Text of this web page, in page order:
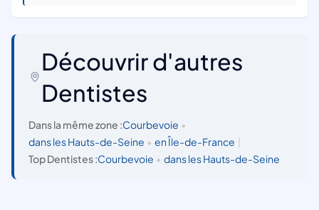
Découvrir d'autres
Dentistes
Dans la même zone :Courbevoie •
dans les Hauts-de-Seine • en Île-de-France
Top Dentistes :Courbevoie • dans les Hauts-de-Seine